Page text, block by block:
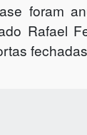
foram
Rafael